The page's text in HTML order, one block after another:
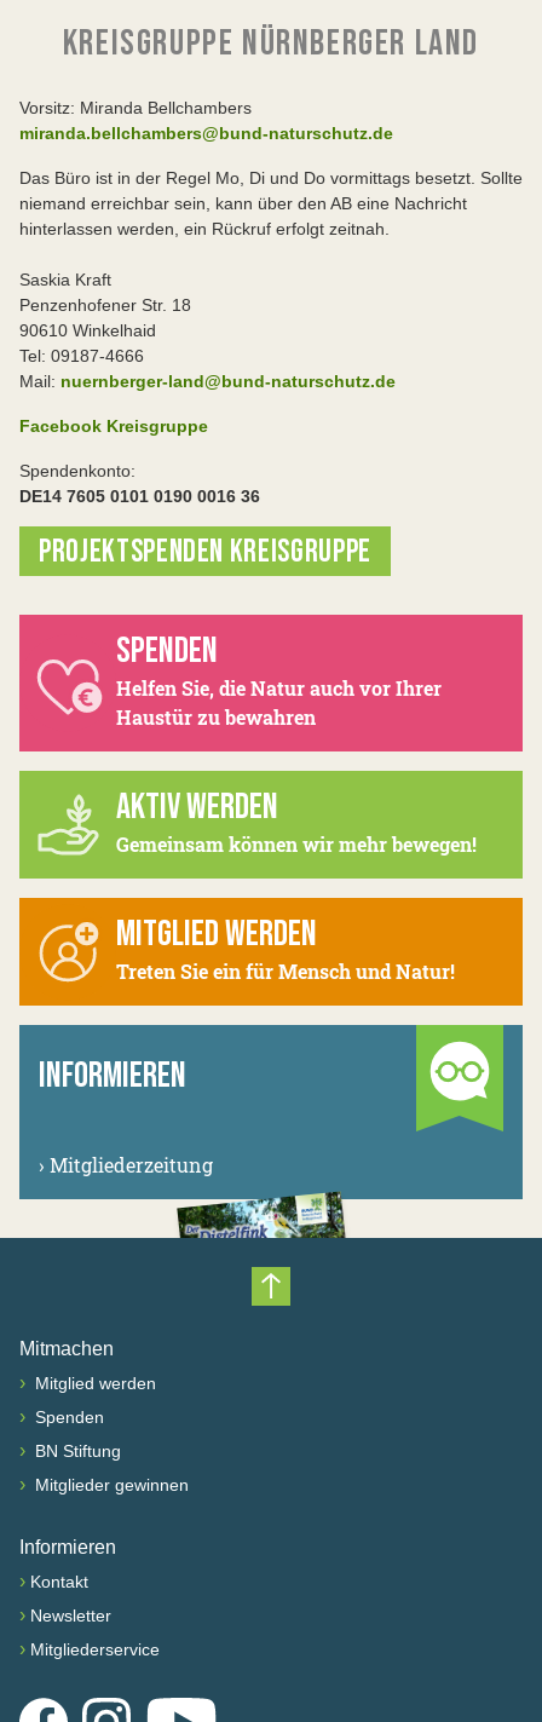
KREISGRUPPE NÜRNBERGER LAND
Vorsitz: Miranda Bellchambers
miranda.bellchambers@bund-naturschutz.de
Das Büro ist in der Regel Mo, Di und Do vormittags besetzt. Sollte
niemand erreichbar sein, kann über den AB eine Nachricht
hinterlassen werden, ein Rückruf erfolgt zeitnah.
Saskia Kraft
Penzenhofener Str. 18
90610 Winkelhaid
Tel: 09187-4666
Mail: nuernberger-land@bund-naturschutz.de
Facebook Kreisgruppe
Spendenkonto:
DE14 7605 0101 0190 0016 36
PROJEKTSPENDEN KREISGRUPPE
SPENDEN
Helfen Sie, die Natur auch vor Ihrer
Haustür zu bewahren
AKTIV WERDEN
Gemeinsam können wir mehr bewegen!
MITGLIED WERDEN
Treten Sie ein für Mensch und Natur!
INFORMIEREN
› Mitgliederzeitung
Nach oben scrollen
Mitmachen
› Mitglied werden
› Spenden
› BN Stiftung
› Mitglieder gewinnen
Informieren
› Kontakt
› Newsletter
› Mitgliederservice
FacebookInstagramYouTube